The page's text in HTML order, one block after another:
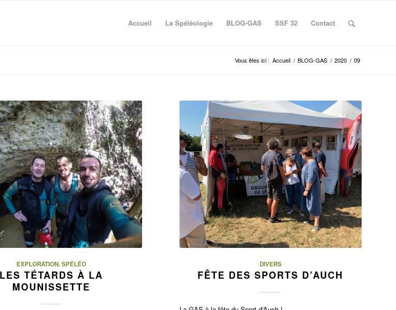
Accueil La Spéléologie BLOG-GAS SSF 32 Contact
Vous êtes ici : Accueil / BLOG-GAS / 2020 / 09
EXPLORATION,SPÉLÉO
LES TÉTARDS À LA
MOUNISSETTE
DIVERS
FÊTE DES SPORTS D’AUCH